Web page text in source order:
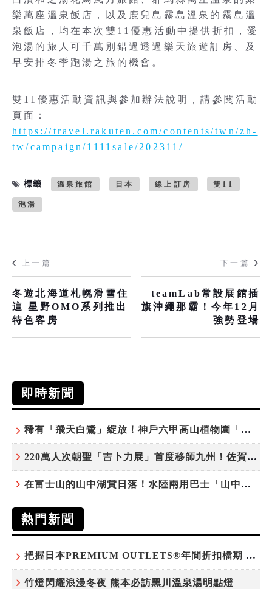
樂萬座溫泉飯店，以及鹿兒島霧島溫泉的霧島溫
泉飯店，均在本次雙11優惠活動中提供折扣，愛
泡湯的旅人可千萬別錯過透過樂天旅遊訂房、及
早安排冬季跑湯之旅的機會。
雙11優惠活動資訊與參加辦法說明，請參閱活動
頁面：
https://travel.rakuten.com/contents/twn/zh-
tw/campaign/1111sale/202311/
標籤 溫泉旅館 日本 線上訂房 雙11
泡湯
上一篇
冬遊北海道札幌滑雪住
這 星野OMO系列推出
特色客房
下一篇
teamLab常設展館插
旗沖繩那霸！今年12月
強勢登場
即時新聞
稀有「飛天白鷺」綻放！神戶六甲高山植物園「鷺草」珍貴現身
220萬人次朝聖「吉卜力展」首度移師九州！佐賀站早鳥平日套票8/10搶先開賣
在富士山的山中湖賞日落！水陸兩用巴士「山中湖的河馬」暑假加開夕陽班次
熱門新聞
把握日本PREMIUM OUTLETS®年間折扣檔期 越買越划算
竹燈閃耀浪漫冬夜 熊本必訪黑川溫泉湯明點燈